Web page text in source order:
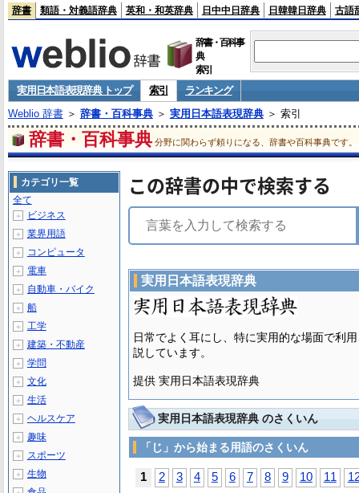
辞書 類語・対義語辞典 英和・和英辞典 日中中日辞典 日韓韓日辞典 古語
辞書・百科事
典
索引
実用日本語表現辞典 トップ 索引
ランキング
Weblio 辞書＞ 辞書・百科事典＞ 実用日本語表現辞典＞ 索引
辞書・百科事典 分野に関わらず頼りになる、辞書や百科事典です。
この辞書の中で検索する
実用日本語表現辞典
日常でよく耳にし、特に実用的な場面で利
説しています。
提供 実用日本語表現辞典
実用日本語表現辞典 のさくいん
「じ」から始まる用語のさくいん
1 2 3 4 5 6 7 8 9 10 11
カテゴリ一覧
全て
＋ ビジネス
＋ 業界用語
＋ コンピュータ
＋ 電車
＋ 自動車・バイク
＋ 船
＋ 工学
＋ 建築・不動産
＋ 学問
＋ 文化
＋ 生活
＋ ヘルスケア
＋ 趣味
＋ スポーツ
＋ 生物